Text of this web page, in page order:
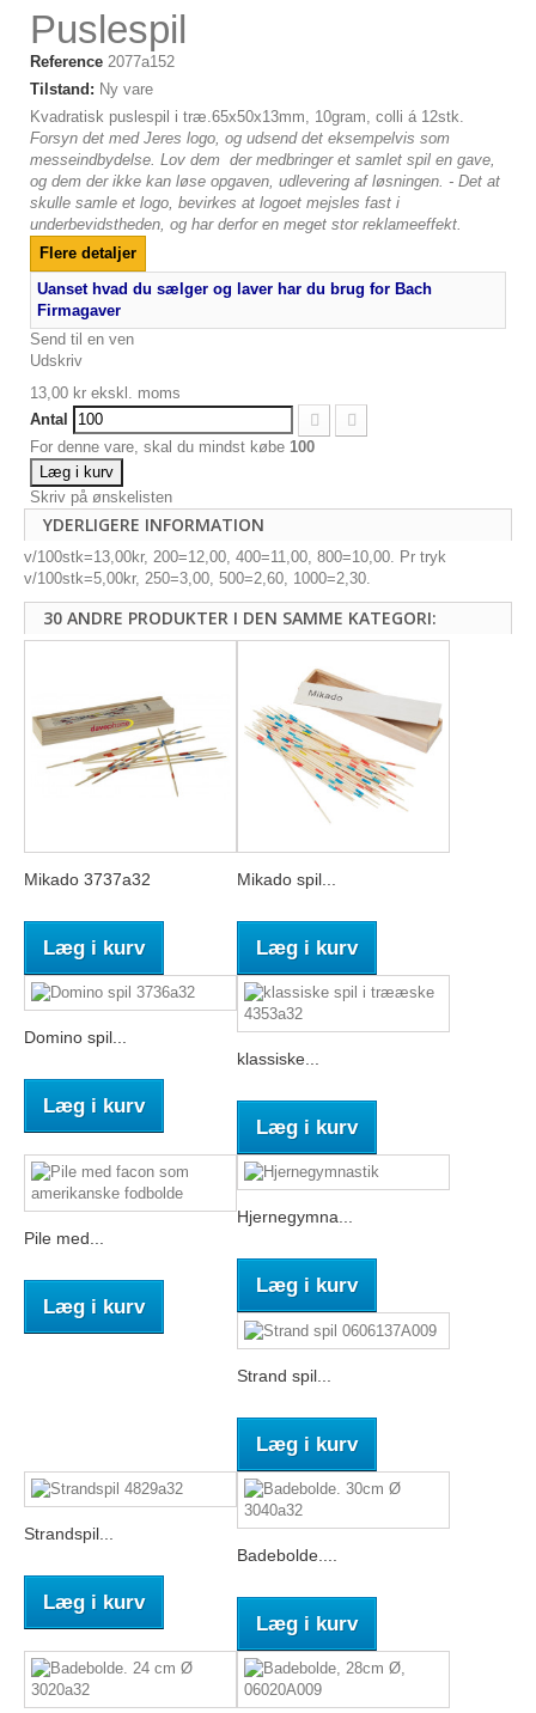
Puslespil
Reference 2077a152
Tilstand: Ny vare
Kvadratisk puslespil i træ.65x50x13mm, 10gram, colli á 12stk.
Forsyn det med Jeres logo, og udsend det eksempelvis som
messeindbydelse. Lov dem der medbringer et samlet spil en gave,
og dem der ikke kan løse opgaven, udlevering af løsningen. - Det at
skulle samle et logo, bevirkes at logoet mejsles fast i
underbevidstheden, og har derfor en meget stor reklameeffekt.
Flere detaljer
Uanset hvad du sælger og laver har du brug for Bach
Firmagaver
Send til en ven
Udskriv
13,00 kr ekskl. moms
Antal
For denne vare, skal du mindst købe 100
Læg i kurv
Skriv på ønskelisten
YDERLIGERE INFORMATION
v/100stk=13,00kr, 200=12,00, 400=11,00, 800=10,00. Pr tryk
v/100stk=5,00kr, 250=3,00, 500=2,60, 1000=2,30.
30 ANDRE PRODUKTER I DEN SAMME KATEGORI:
Mikado 3737a32
Læg i kurv
Mikado spil...
Læg i kurv
Domino spil...
Læg i kurv
klassiske...
Læg i kurv
Pile med...
Læg i kurv
Hjernegymna...
Læg i kurv
Strand spil...
Læg i kurv
Strandspil...
Læg i kurv
Badebolde....
Læg i kurv